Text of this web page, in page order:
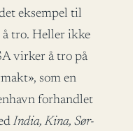
eksempel til
å tro. Heller ikke
virker å tro på
som en
forhandlet
India, Kina, Sør-